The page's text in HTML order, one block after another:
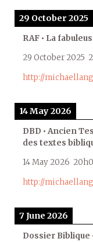
29 October 2025
RAF • La
29 October 2025
http://
14 May 2026
DBD • Ancien
des textes
14 May 2026
http://
7 June 2026
Dossier Biblique